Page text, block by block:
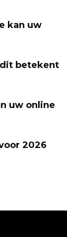
kan uw
dit betekent
uw online
2026